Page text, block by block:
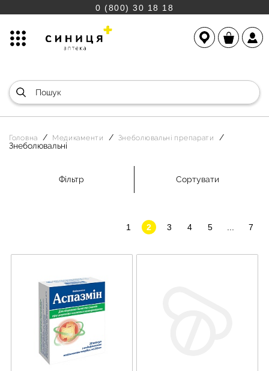
0 (800) 30 18 18
Головна Медикаменти Знеболювальні препарати
Знеболювальні
Фільтр Сортувати
1 2 3 4 5 7